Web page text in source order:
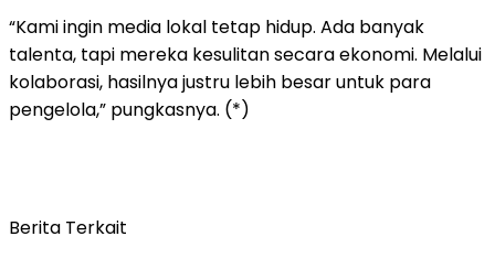
“Kami ingin media lokal tetap hidup. Ada banyak
talenta, tapi mereka kesulitan secara ekonomi. Melalui
kolaborasi, hasilnya justru lebih besar untuk para
pengelola,” pungkasnya. (*)
Berita Terkait